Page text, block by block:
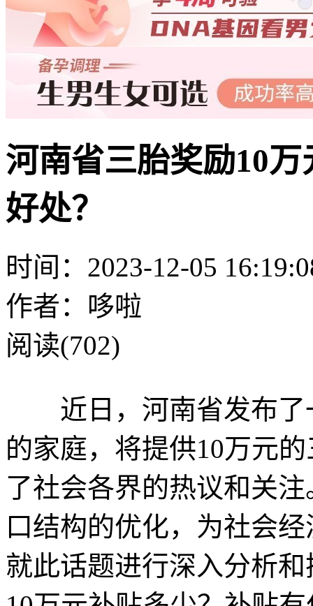
河南省三胎奖励10
好处？
时间：2023-12-05
作者：哆啦
阅读(702)
近日，河南省发布了
的家庭，将提供10万元
了社会各界的热议和关
口结构的优化，为社会
就此话题进行深入分析